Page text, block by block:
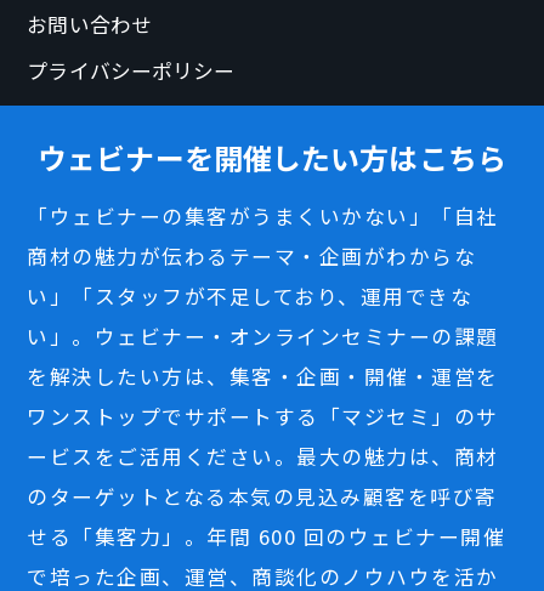
お問い合わせ
プライバシーポリシー
ウェビナーを開催したい方はこちら
「ウェビナーの集客がうまくいかない」「自社
商材の魅力が伝わるテーマ・企画がわからな
い」「スタッフが不足しており、運用できな
い」。ウェビナー・オンラインセミナーの課題
を解決したい方は、集客・企画・開催・運営を
ワンストップでサポートする「マジセミ」のサ
ービスをご活用ください。最大の魅力は、商材
のターゲットとなる本気の見込み顧客を呼び寄
せる「集客力」。年間 600 回のウェビナー開催
で培った企画、運営、商談化のノウハウを活か